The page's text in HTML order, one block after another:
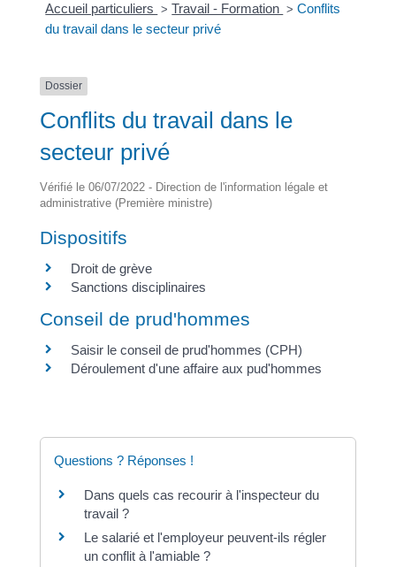
Accueil particuliers > Travail - Formation > Conflits
du travail dans le secteur privé
Dossier
Conflits du travail dans le
secteur privé
Vérifié le 06/07/2022 - Direction de l'information légale et
administrative (Première ministre)
Dispositifs
Droit de grève
Sanctions disciplinaires
Conseil de prud'hommes
Saisir le conseil de prud'hommes (CPH)
Déroulement d'une affaire aux pud'hommes
Questions ? Réponses !
Dans quels cas recourir à l'inspecteur du
travail ?
Le salarié et l'employeur peuvent-ils régler
un conflit à l'amiable ?